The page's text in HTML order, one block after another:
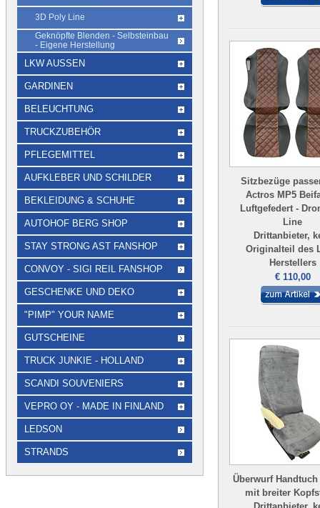
Sitzbezüge
Actros MP5
Luftgefedert -
Line
Drittanbieter,
Originalteil des
Herstellers
€ 110,00
Überwurf
mit breiter
3D Poly Line
Geknöpfte Blenden - Selbsteinbau
- Eigene Herstellung
LKW AUSSEN
GARDINEN
BELEUCHTUNG
TRUCKZUBEHÖR
PFLEGEMITTEL
AUFKLEBER UND SCHILDER
BEKLEIDUNG & SCHUHE
AUTOHOF BERG SHOP
STAY STRONG AST FANSHOP
CONVOY - SIGI REIL FANSHOP
GESCHENKE UND DEKO
"PIMP" YOUR NAME
GUTSCHEINE
TRUCK JUNKIE - HOLLAND
SCANDI SOUVENIERS
VEPRO OY - MADE IN FINLAND
LEDSON
STRANDS